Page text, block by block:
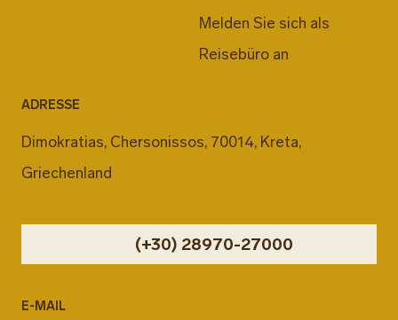
Melden Sie sich als
Reisebüro an
ADRESSE
Dimokratias, Chersonissos, 70014, Kreta,
Griechenland
(+30) 28970-27000
E-MAIL